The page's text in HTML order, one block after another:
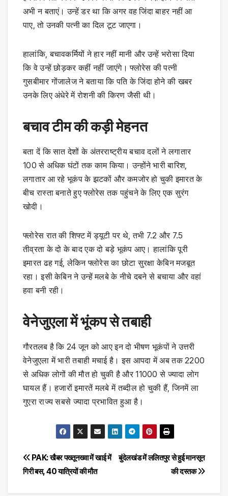
अभी न बताएं। उन्हें डर था कि अगर वह जिंदा बाहर नहीं आ
पाए, तो उनकी पत्नी का दिल टूट जाएगा।
हालांकि, बचावकर्मियों ने हार नहीं मानी और उन्हें भरोसा दिया
कि वे उन्हें छोड़कर कहीं नहीं जाएंगे। फ्लोरेस की पत्नी
गुसबीमार गोंजालेज ने बताया कि पति के जिंदा होने की खबर
उनके लिए अंधेरे में रोशनी की किरण जैसी थी।
बचाव टीम की कड़ी मेहनत
बता दें कि सात देशों के अंतरराष्ट्रीय बचाव दलों ने लगातार
100 से अधिक घंटों तक काम किया। उन्होंने भारी बारिश,
लगातार आ रहे भूकंप के झटकों और कमजोर हो चुकी इमारत के
बीच रास्ता बनाते हुए फ्लोरेस तक पहुंचने के लिए एक सुरंग
खोदी।
फ्लोरेस रात की शिफ्ट में ड्यूटी पर थे, तभी 7.2 और 7.5
तीव्रता के दो के बाद एक दो बड़े भूकंप आए। हालांकि पूरी
इमारत ढह गई, लेकिन फ्लोरेस का छोटा सुरक्षा केबिन मजबूत
रहा। इसी केबिन ने उन्हें मलबे के नीचे दबने से बचाया और वहां
हवा बनी रही।
वेनेजुएला में भूंकप से तबाही
गौरतलब है कि 24 जून को आए इन दो भीषण भूकंपों ने उत्तरी
वेनेजुएला में भारी तबाही मचाई है। इस आपदा में अब तक 2200
से अधिक लोगों की मौत हो चुकी है और 11000 से ज्यादा लोग
घायल हैं। हजारों इमारतें मलबे में तब्दील हो चुकी हैं, जिनमें ला
गुएरा राज्य सबसे ज्यादा प्रभावित हुआ है।
Post
navigation
बुंदेलखंड में ललितपुर से हुई मानसून
की दस्तक
PAK: खैबर पख्तूनख्वा में खाई में
गिरी बस, 40 यात्रियों की मौत